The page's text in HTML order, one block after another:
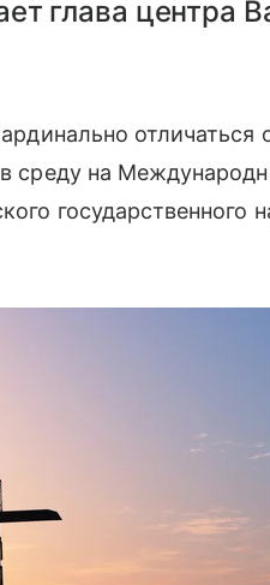
глава центра
отличаться
среду на
государственного